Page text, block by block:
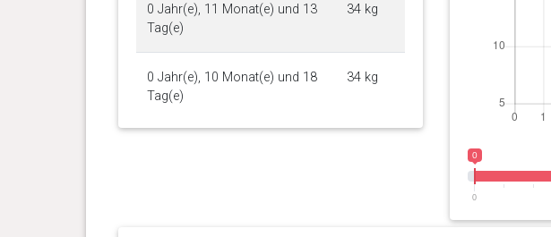
0 Jahr(e), 11 Monat(e) und 13
Tag(e)
34 kg
0 Jahr(e), 10 Monat(e) und 18
Tag(e)
34 kg
0
0